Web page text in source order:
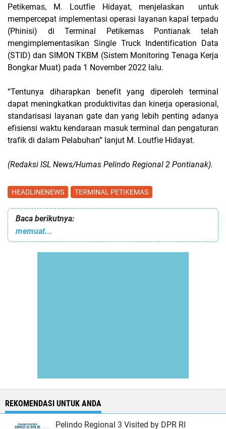
Petikemas, M. Loutfie Hidayat, menjelaskan
untuk
mempercepat implementasi operasi layanan kapal terpadu
(Phinisi) di Terminal Petikemas Pontianak telah
mengimplementasikan Single Truck Indentification Data
(STID) dan SIMON TKBM (Sistem Monitoring Tenaga Kerja
Bongkar Muat) pada 1 November 2022 lalu.
“Tentunya diharapkan benefit yang diperoleh terminal
dapat meningkatkan produktivitas dan kinerja operasional,
standarisasi layanan gate dan yang lebih penting adanya
efisiensi waktu kendaraan masuk terminal dan pengaturan
trafik di dalam Pelabuhan” lanjut M. Loutfie Hidayat.
(Redaksi ISL News/Humas Pelindo Regional 2 Pontianak).
HEADLINENEWS TERMINAL PETIKEMAS
Baca berikutnya:
memuat...
REKOMENDASI UNTUK ANDA
Pelindo Regional 3 Visited by DPR RI